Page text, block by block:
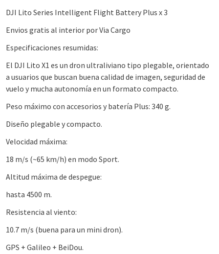
DJI Lito Series Intelligent Flight Battery Plus x 3
Envios gratis al interior por Via Cargo
Especificaciones resumidas:
El DJI Lito X1 es un dron ultraliviano tipo plegable, orientado
a usuarios que buscan buena calidad de imagen, seguridad de
vuelo y mucha autonomía en un formato compacto.
Peso máximo con accesorios y batería Plus: 340 g.
Diseño plegable y compacto.
Velocidad máxima:
18 m/s (~65 km/h) en modo Sport.
Altitud máxima de despegue:
hasta 4500 m.
Resistencia al viento:
10.7 m/s (buena para un mini dron).
GPS + Galileo + BeiDou.